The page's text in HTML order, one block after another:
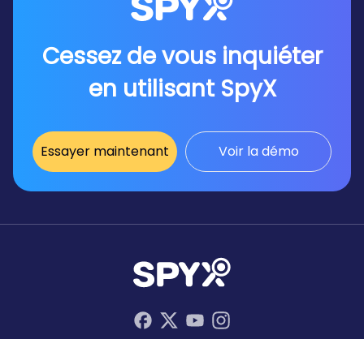
Cessez de vous inquiéter
en utilisant SpyX
Essayer maintenant Voir la démo